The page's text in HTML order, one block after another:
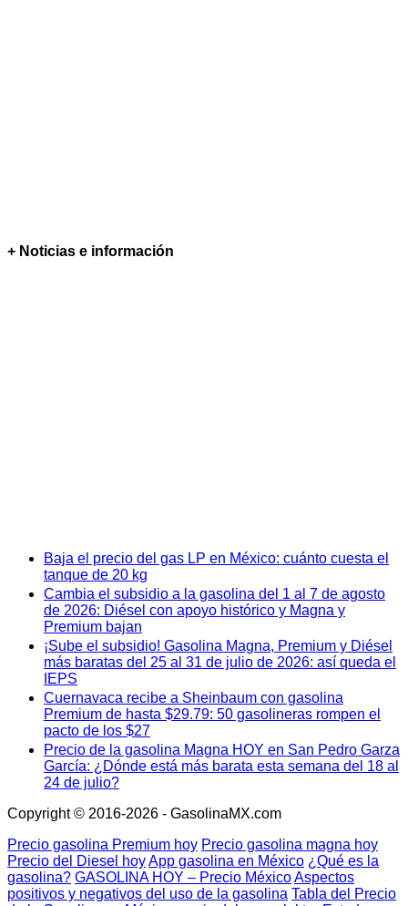
+ Noticias e información
Baja el precio del gas LP en México: cuánto cuesta el
tanque de 20 kg
Cambia el subsidio a la gasolina del 1 al 7 de agosto
de 2026: Diésel con apoyo histórico y Magna y
Premium bajan
¡Sube el subsidio! Gasolina Magna, Premium y Diésel
más baratas del 25 al 31 de julio de 2026: así queda el
IEPS
Cuernavaca recibe a Sheinbaum con gasolina
Premium de hasta $29.79: 50 gasolineras rompen el
pacto de los $27
Precio de la gasolina Magna HOY en San Pedro Garza
García: ¿Dónde está más barata esta semana del 18 al
24 de julio?
Copyright © 2016-2026 - GasolinaMX.com
Precio gasolina Premium hoy Precio gasolina magna hoy
Precio del Diesel hoyApp gasolina en México ¿Qué es la
gasolina? GASOLINA HOY – Precio MéxicoAspectos
positivos y negativos del uso de la gasolina Tabla del Precio